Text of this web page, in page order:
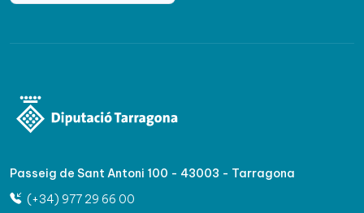
Passeig de Sant Antoni 100 - 43003 - Tarragona
(+34) 977 29 66 00